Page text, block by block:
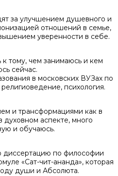
за улучшением душевного и
отношений в семье,
уверенности в себе.
тому, чем занимаюсь и кем
сейчас.
в московских ВУЗах по
психология.
и трансформациями как в
духовном аспекте, много
и обучаюсь.
диссертацию по философии
«Сат-чит-ананда», которая
души и Абсолюта.